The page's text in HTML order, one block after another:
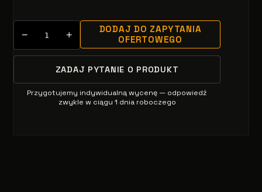
− +
DODAJ DO ZAPYTANIA
OFERTOWEGO
ZADAJ PYTANIE O PRODUKT
Przygotujemy indywidualną wycenę — odpowiedź
zwykle w ciągu 1 dnia roboczego